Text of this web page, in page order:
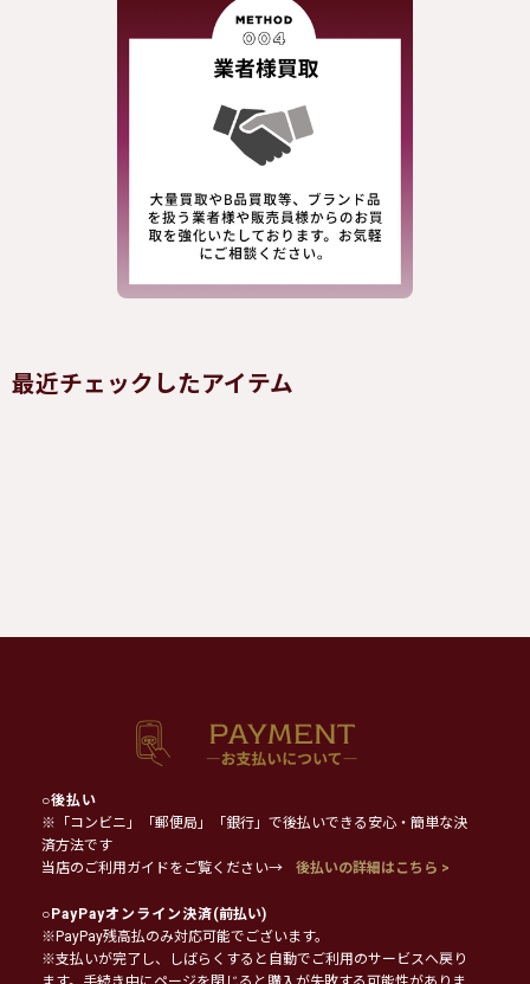
最近チェックしたアイテム
○後払い
※「コンビニ」「郵便局」「銀行」で後払いできる安心・簡単な決
済方法です
当店のご利用ガイドをご覧ください→
後払いの詳細はこちら >
○PayPayオンライン決済(前払い)
※PayPay残高払のみ対応可能でございます。
※支払いが完了し、しばらくすると自動でご利用のサービスへ戻り